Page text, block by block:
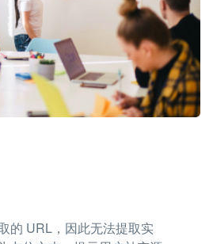
的 URL，因此无法提取实